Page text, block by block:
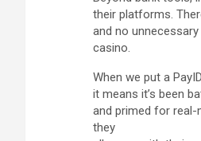
their platforms.
and no
casino.
When we put a
it means it’s been
and primed for
they